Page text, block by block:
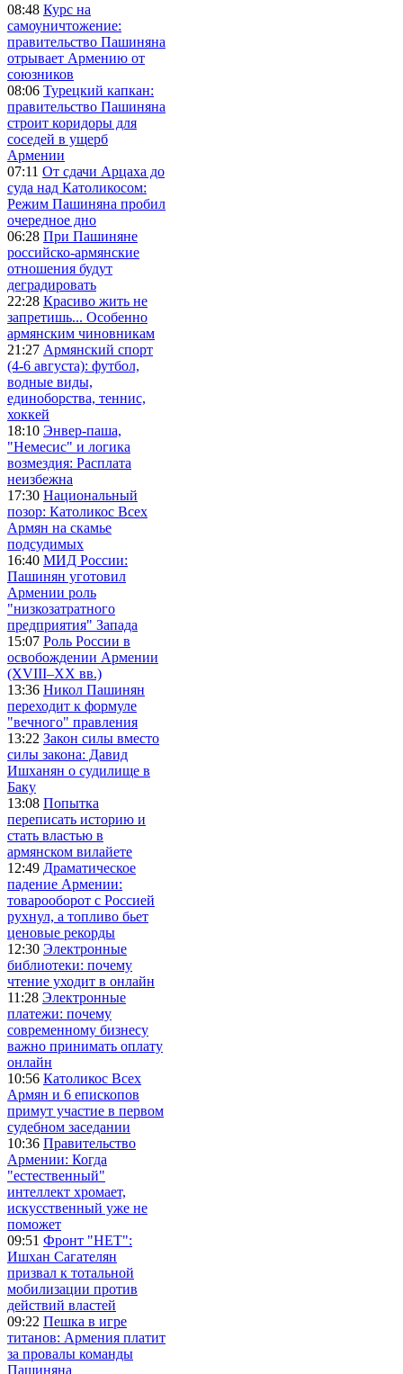
08:48 Курс на
самоуничтожение:
правительство Пашиняна
отрывает Армению от
союзников
08:06 Турецкий капкан:
правительство Пашиняна
строит коридоры для
соседей в ущерб
Армении
07:11 От сдачи Арцаха до
суда над Католикосом:
Режим Пашиняна пробил
очередное дно
06:28 При Пашиняне
российско-армянские
отношения будут
деградировать
22:28 Красиво жить не
запретишь... Особенно
армянским чиновникам
21:27 Армянский спорт
(4-6 августа): футбол,
водные виды,
единоборства, теннис,
хоккей
18:10 Энвер-паша,
"Немесис" и логика
возмездия: Расплата
неизбежна
17:30 Национальный
позор: Католикос Всех
Армян на скамье
подсудимых
16:40 МИД России:
Пашинян уготовил
Армении роль
"низкозатратного
предприятия" Запада
15:07 Роль России в
освобождении Армении
(XVIII–XX вв.)
13:36 Никол Пашинян
переходит к формуле
"вечного" правления
13:22 Закон силы вместо
силы закона: Давид
Ишханян о судилище в
Баку
13:08 Попытка
переписать историю и
стать властью в
армянском вилайете
12:49 Драматическое
падение Армении:
товарооборот с Россией
рухнул, а топливо бьет
ценовые рекорды
12:30 Электронные
библиотеки: почему
чтение уходит в онлайн
11:28 Электронные
платежи: почему
современному бизнесу
важно принимать оплату
онлайн
10:56 Католикос Всех
Армян и 6 епископов
примут участие в первом
судебном заседании
10:36 Правительство
Армении: Когда
"естественный"
интеллект хромает,
искусственный уже не
поможет
09:51 Фронт "НЕТ":
Ишхан Сагателян
призвал к тотальной
мобилизации против
действий властей
09:22 Пешка в игре
титанов: Армения платит
за провалы команды
Пашиняна